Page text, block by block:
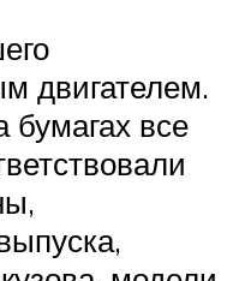
двигателем.
бумагах все